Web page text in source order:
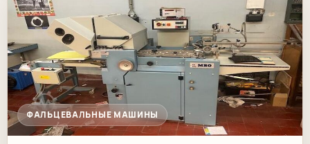
ФАЛЬЦЕВАЛЬНЫЕ МАШИНЫ